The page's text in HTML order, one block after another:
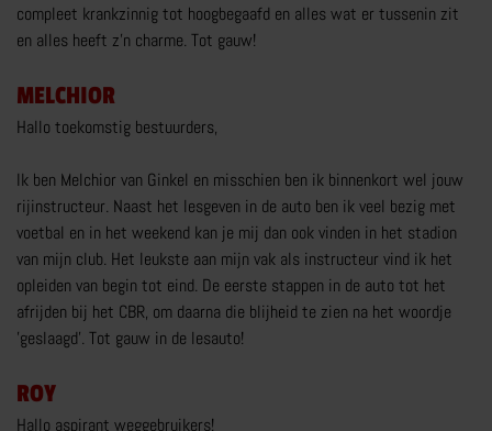
compleet krankzinnig tot hoogbegaafd en alles wat er tussenin zit
en alles heeft z’n charme. Tot gauw!
MELCHIOR
Hallo toekomstig bestuurders,
Ik ben Melchior van Ginkel en misschien ben ik binnenkort wel jouw
rijinstructeur. Naast het lesgeven in de auto ben ik veel bezig met
voetbal en in het weekend kan je mij dan ook vinden in het stadion
van mijn club. Het leukste aan mijn vak als instructeur vind ik het
opleiden van begin tot eind. De eerste stappen in de auto tot het
afrijden bij het CBR, om daarna die blijheid te zien na het woordje
'geslaagd'. Tot gauw in de lesauto!
ROY
Hallo aspirant weggebruikers!
WERKEN BIJ BRUINSMA
OVER BRUINSMA
BRUINSMA RIJOPLEIDINGEN
REVIEWS
ZOEKEN
CONTACT